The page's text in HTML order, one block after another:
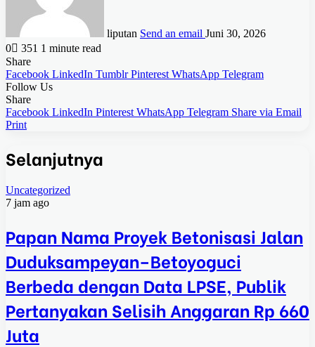
liputan Send an email Juni 30, 2026
0
351 1 minute read
Share
Facebook LinkedIn Tumblr Pinterest WhatsApp Telegram
Follow Us
Share
Facebook LinkedIn Pinterest WhatsApp Telegram Share via Email
Print
Selanjutnya
Uncategorized
7 jam ago
Papan Nama Proyek Betonisasi Jalan
Duduksampeyan–Betoyoguci
Berbeda dengan Data LPSE, Publik
Pertanyakan Selisih Anggaran Rp 660
Juta